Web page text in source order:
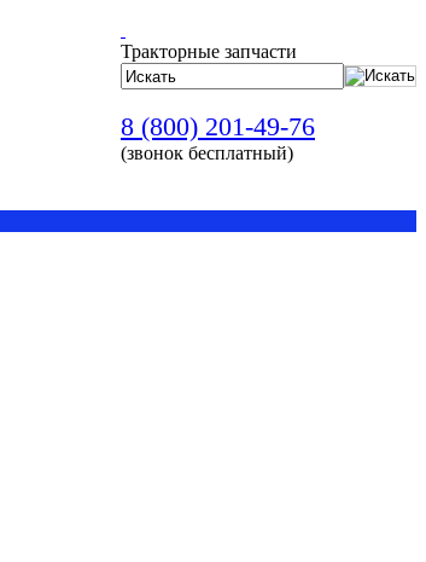
Тракторные запчасти
8 (800) 201-49-76
(звонок бесплатный)